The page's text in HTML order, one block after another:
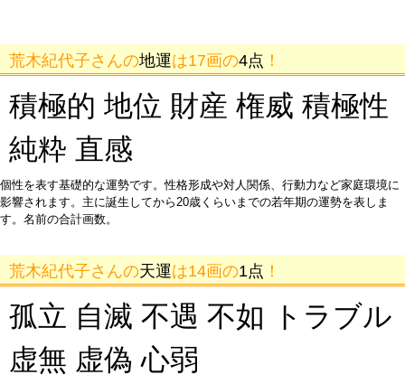
荒木紀代子さんの地運は17画の4点 ！
積極的 地位 財産 権威 積極性
純粋 直感
個性を表す基礎的な運勢です。性格形成や対人関係、行動力など家庭環境に
影響されます。主に誕生してから20歳くらいまでの若年期の運勢を表しま
す。名前の合計画数。
荒木紀代子さんの天運は14画の1点 ！
孤立 自滅 不遇 不如 トラブル
虚無 虚偽 心弱